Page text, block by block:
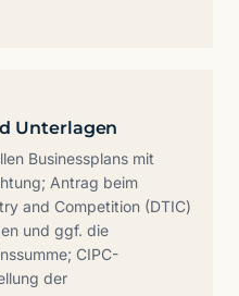
Unterlagen
Businessplans mit
Antrag beim
and Competition (DTIC)
und ggf. die
CIPC-
der